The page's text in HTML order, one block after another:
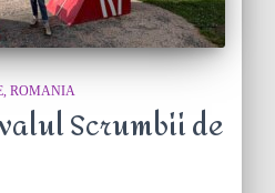
ROMANIA
Scrumbii de